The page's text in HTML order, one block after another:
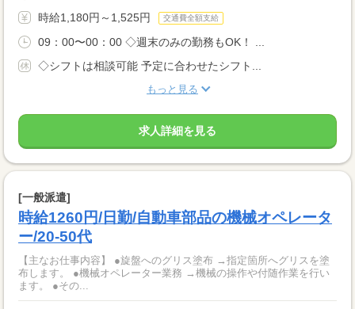
時給1,180円～1,525円 交通費全額支給
09：00〜00：00 ◇週末のみの勤務もOK！ ...
◇シフトは相談可能 予定に合わせたシフト...
もっと見る
求人詳細を見る
[一般派遣]
時給1260円/日勤/自動車部品の機械オペレータ
ー/20-50代
【主なお仕事内容】 ●旋盤へのグリス塗布 →指定箇所へグリスを塗
布します。 ●機械オペレーター業務 →機械の操作や付随作業を行い
ます。 ●その...